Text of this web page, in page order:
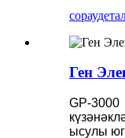
сорау
Ген
GP-3000
ысулы